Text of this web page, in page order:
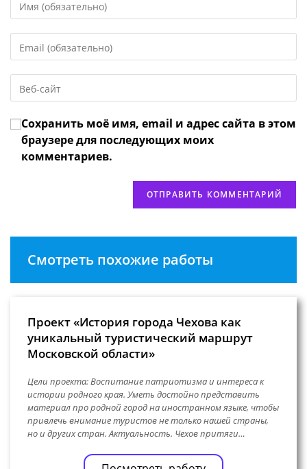
свое
или
имя
чтобы
прокомментировать
свой
адрес,
чтобы
URL
веб-
сайта
(необязательно)
Сохранить моё имя, email и адрес сайта в этом
браузере для последующих моих
комментариев.
Смотреть похожие работы
Проект «История города Чехова как
уникальный туристический маршрут
Московской области»
Цели проекта: Воспитание патриотизма и интереса к
истории родного края. Уметь достойно представить
материал про родной город на иностранном языке, чтобы
привлечь внимание туристов не только нашей страны,
но и других стран. Актуальность. Чехов притяги…